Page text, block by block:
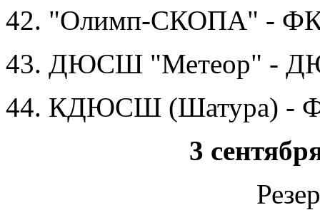
42. "Олимп-СКОПА" - ФК
43. ДЮСШ "Метеор" -
44. КДЮСШ (Шатура) -
3